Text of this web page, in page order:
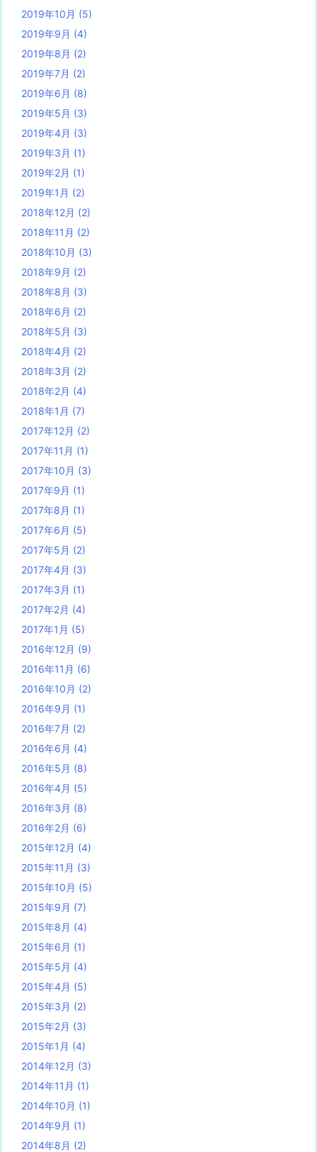
2019年10月 (5)
2019年9月 (4)
2019年8月 (2)
2019年7月 (2)
2019年6月 (8)
2019年5月 (3)
2019年4月 (3)
2019年3月 (1)
2019年2月 (1)
2019年1月 (2)
2018年12月 (2)
2018年11月 (2)
2018年10月 (3)
2018年9月 (2)
2018年8月 (3)
2018年6月 (2)
2018年5月 (3)
2018年4月 (2)
2018年3月 (2)
2018年2月 (4)
2018年1月 (7)
2017年12月 (2)
2017年11月 (1)
2017年10月 (3)
2017年9月 (1)
2017年8月 (1)
2017年6月 (5)
2017年5月 (2)
2017年4月 (3)
2017年3月 (1)
2017年2月 (4)
2017年1月 (5)
2016年12月 (9)
2016年11月 (6)
2016年10月 (2)
2016年9月 (1)
2016年7月 (2)
2016年6月 (4)
2016年5月 (8)
2016年4月 (5)
2016年3月 (8)
2016年2月 (6)
2015年12月 (4)
2015年11月 (3)
2015年10月 (5)
2015年9月 (7)
2015年8月 (4)
2015年6月 (1)
2015年5月 (4)
2015年4月 (5)
2015年3月 (2)
2015年2月 (3)
2015年1月 (4)
2014年12月 (3)
2014年11月 (1)
2014年10月 (1)
2014年9月 (1)
2014年8月 (2)